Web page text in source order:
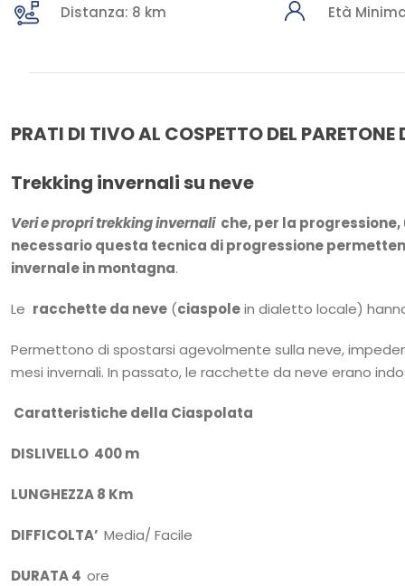
Distanza: 8 km Età
PRATI DI TIVO AL COSPETTO DEL
Trekking invernali su neve
Veri e propri trekking invernaliche, per la progressione,
necessario questa tecnica di progressione
invernale in montagna.
Le racchette da neve (ciaspolein dialetto locale)
Permettono di spostarsi agevolmente sulla neve,
mesi invernali. In passato, le racchette da neve erano
Caratteristiche della Ciaspolata
DISLIVELLO 400 m
LUNGHEZZA 8 Km
DIFFICOLTA’ Media/ Facile
DURATA 4 ore